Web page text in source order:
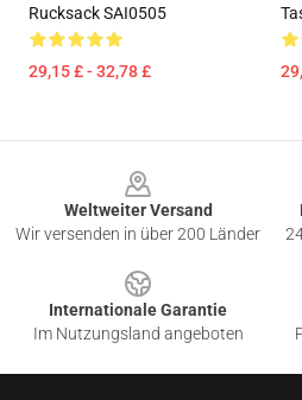
Rucksack SAI0505
29,15 £ - 32,78 £
Weltweiter Versand
Wir versenden in über 200 Länder
Internationale Garantie
Im Nutzungsland angeboten